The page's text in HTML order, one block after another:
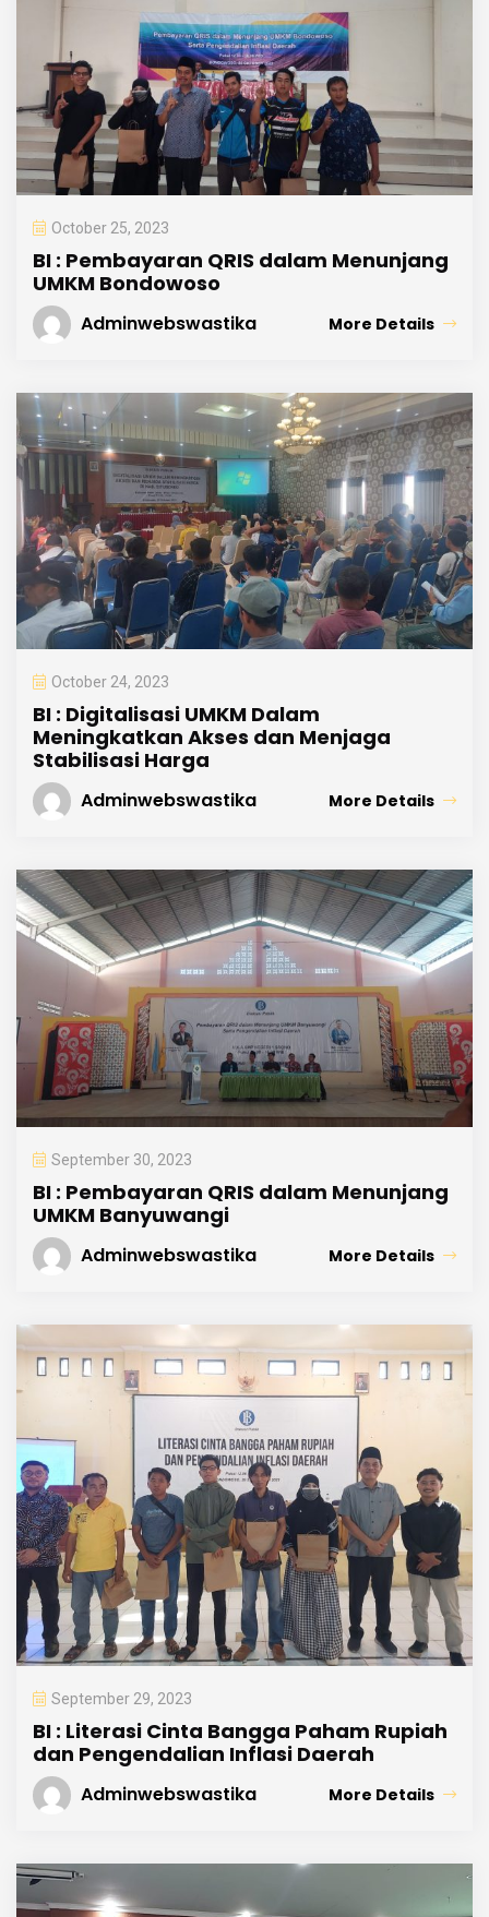
October 25, 2023
BI : Pembayaran QRIS dalam Menunjang
UMKM Bondowoso
Adminwebswastika More Details
October 24, 2023
BI : Digitalisasi UMKM Dalam
Meningkatkan Akses dan Menjaga
Stabilisasi Harga
Adminwebswastika More Details
September 30, 2023
BI : Pembayaran QRIS dalam Menunjang
UMKM Banyuwangi
Adminwebswastika More Details
September 29, 2023
BI : Literasi Cinta Bangga Paham Rupiah
dan Pengendalian Inflasi Daerah
Adminwebswastika More Details